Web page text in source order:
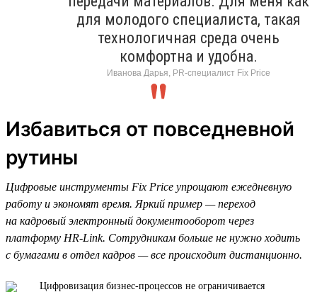
для молодого специалиста, такая
технологичная среда очень
комфортна и удобна.
Иванова Дарья, PR-специалист Fix Price
Избавиться от повседневной
рутины
Цифровые инструменты Fix Price упрощают ежедневную
работу и экономят время. Яркий пример — переход
на кадровый электронный документооборот через
платформу HR-Link. Сотрудникам больше не нужно ходить
с бумагами в отдел кадров — все происходит дистанционно.
Цифровизация бизнес-процессов не ограничивается